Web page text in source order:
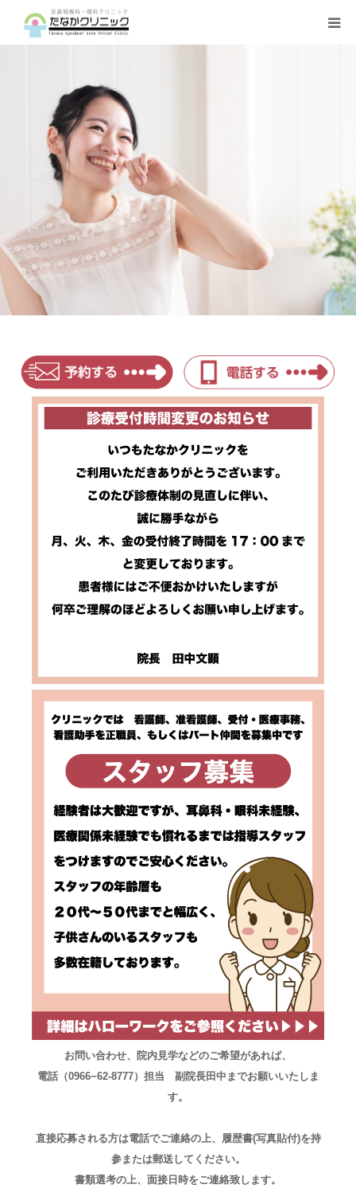
お問い合わせ、院内見学などのご希望があれば、
電話（0966−62-8777）担当 副院長田中までお願いいたしま
す。
直接応募される方は電話でご連絡の上、履歴書(写真貼付)を持
参または郵送してください。
書類選考の上、面接日時をご連絡致します。
診療案内
クリニックの紹介
設備機器
よくある質問